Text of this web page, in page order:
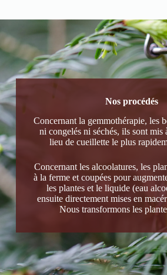
Nos procédés
Concernant la gemmothérapie, les
ni congelés ni séchés, ils sont mis
lieu de cueillette le plus
Concernant les alcoolatures, les
à la ferme et coupées pour
les plantes et le liquide (eau
ensuite directement mises en
Nous transformons les